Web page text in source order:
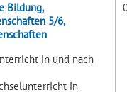
Bildung,
5/6,
in und nach
in